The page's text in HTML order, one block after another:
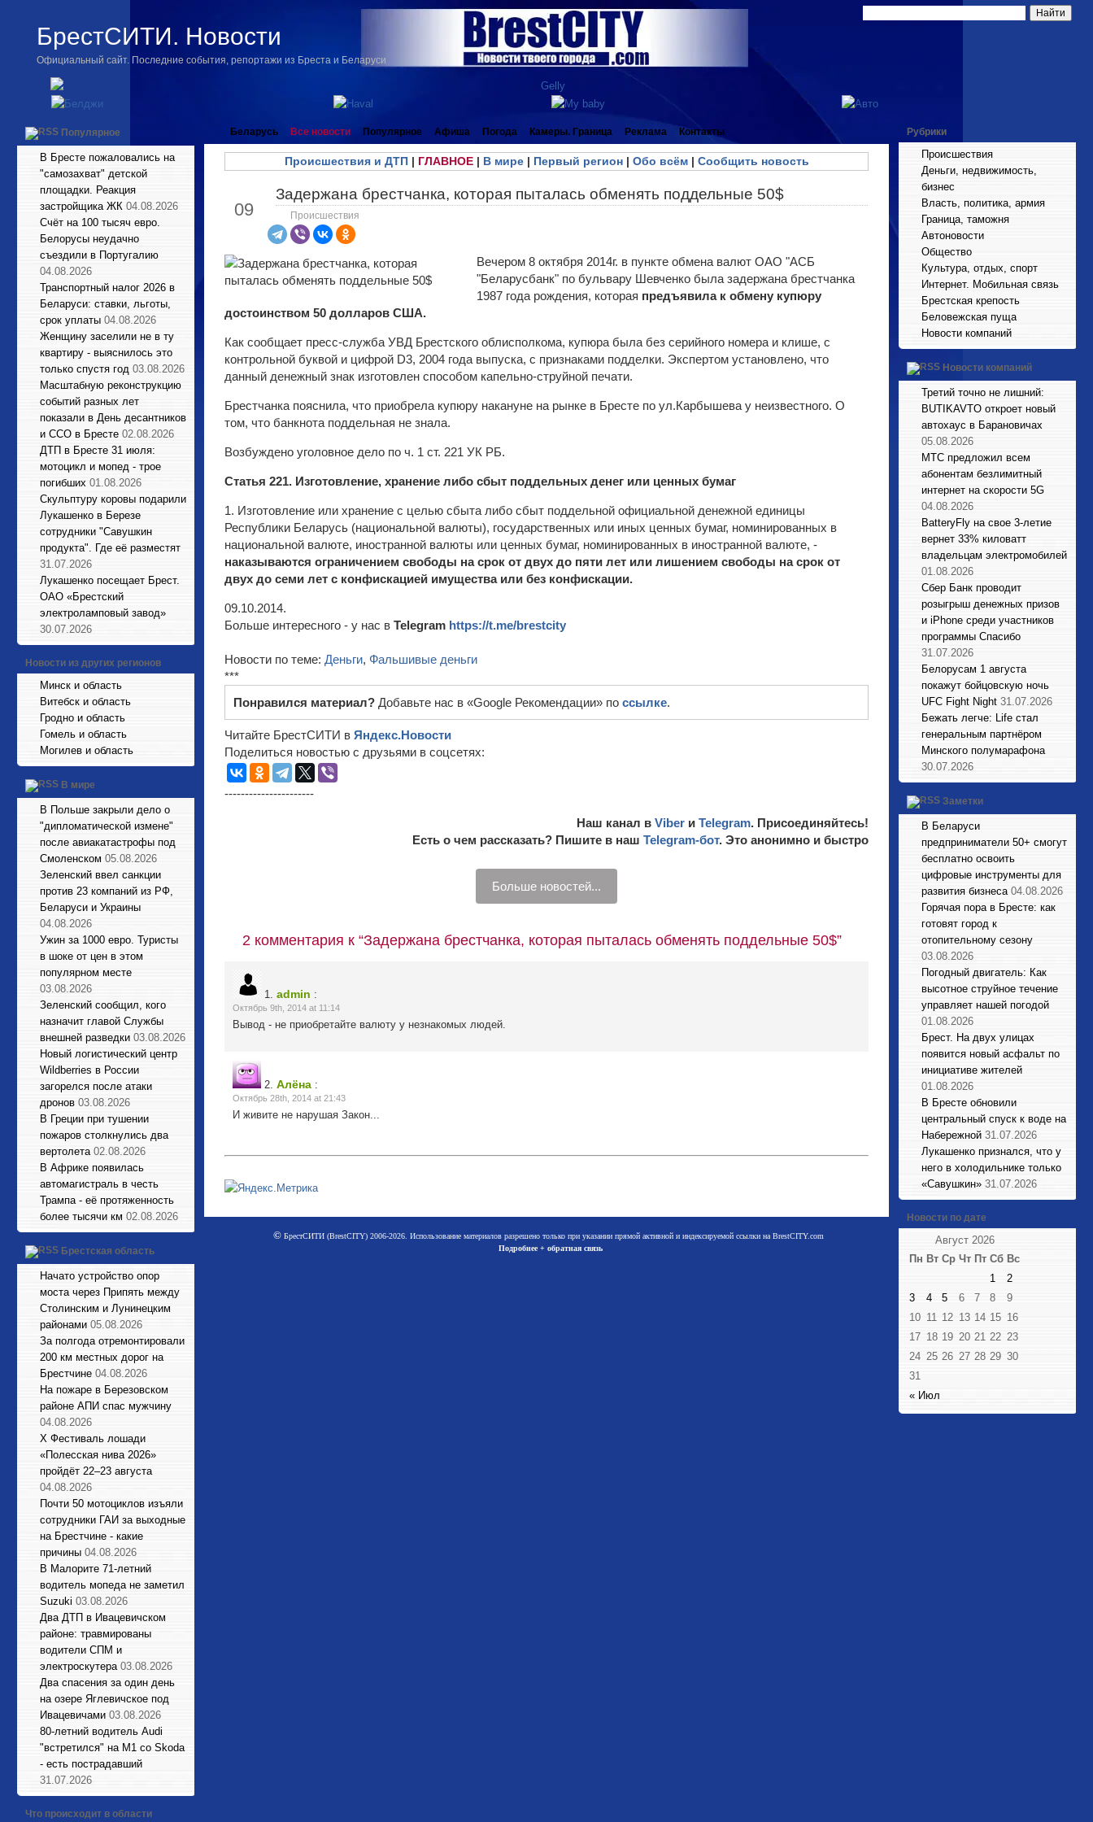
БрестСИТИ. Новости
Официальный сайт. Последние события, репортажи из Бреста и Беларуси
Популярное
В Бресте пожаловались на
"самозахват" детской
площадки. Реакция
застройщика ЖК 04.08.2026
Счёт на 100 тысяч евро.
Белорусы неудачно
съездили в Португалию
04.08.2026
Транспортный налог 2026 в
Беларуси: ставки, льготы,
срок уплаты 04.08.2026
Женщину заселили не в ту
квартиру - выяснилось это
только спустя год 03.08.2026
Масштабную реконструкцию
событий разных лет
показали в День десантников
и ССО в Бресте 02.08.2026
ДТП в Бресте 31 июля:
мотоцикл и мопед - трое
погибших 01.08.2026
Cкульптуру коровы подарили
Лукашенко в Березе
сотрудники "Савушкин
продукта". Где её разместят
31.07.2026
Лукашенко посещает Брест.
ОАО «Брестский
электроламповый завод»
30.07.2026
Новости из других регионов
Минск и область
Витебск и область
Гродно и область
Гомель и область
Могилев и область
В мире
В Польше закрыли дело о
"дипломатической измене"
после авиакатастрофы под
Смоленском 05.08.2026
Зеленский ввел санкции
против 23 компаний из РФ,
Беларуси и Украины
04.08.2026
Ужин за 1000 евро. Туристы
в шоке от цен в этом
популярном месте
03.08.2026
Зеленский сообщил, кого
назначит главой Службы
внешней разведки 03.08.2026
Новый логистический центр
Wildberries в России
загорелся после атаки
дронов 03.08.2026
В Греции при тушении
пожаров столкнулись два
вертолета 02.08.2026
В Африке появилась
автомагистраль в честь
Трампа - её протяженность
более тысячи км 02.08.2026
Брестская область
Начато устройство опор
моста через Припять между
Столинским и Лунинецким
районами 05.08.2026
За полгода отремонтировали
200 км местных дорог на
Брестчине 04.08.2026
На пожаре в Березовском
районе АПИ спас мужчину
04.08.2026
X Фестиваль лошади
«Полесская нива 2026»
пройдёт 22–23 августа
04.08.2026
Почти 50 мотоциклов изъяли
сотрудники ГАИ за выходные
на Брестчине - какие
причины 04.08.2026
В Малорите 71-летний
водитель мопеда не заметил
Suzuki 03.08.2026
Два ДТП в Ивацевичском
районе: травмированы
водители СПМ и
электроскутера 03.08.2026
Два спасения за один день
на озере Яглевичское под
Ивацевичами 03.08.2026
80-летний водитель Audi
"встретился" на М1 со Skoda
- есть пострадавший
31.07.2026
Что происходит в области
Беларусь Все новости Популярное Афиша Погода Камеры. Граница Реклама Контакты
Происшествия и ДТП| ГЛАВНОЕ| В мире| Первый регион| Обо всём| Сообщить новость
09
Задержана брестчанка, которая пыталась обменять поддельные 50$
Происшествия
Вечером 8 октября 2014г. в пункте обмена валют ОАО "АСБ
"Беларусбанк" по бульвару Шевченко была задержана брестчанка
1987 года рождения, которая предъявила к обмену купюру
достоинством 50 долларов США.
Как сообщает пресс-служба УВД Брестского облисполкома, купюра была без серийного номера и клише, с
контрольной буквой и цифрой D3, 2004 года выпуска, с признаками подделки. Экспертом установлено, что
данный денежный знак изготовлен способом капельно-струйной печати.
Брестчанка пояснила, что приобрела купюру накануне на рынке в Бресте по ул.Карбышева у неизвестного. О
том, что банкнота поддельная не знала.
Возбуждено уголовное дело по ч. 1 ст. 221 УК РБ.
Статья 221. Изготовление, хранение либо сбыт поддельных денег или ценных бумаг
1. Изготовление или хранение с целью сбыта либо сбыт поддельной официальной денежной единицы
Республики Беларусь (национальной валюты), государственных или иных ценных бумаг, номинированных в
национальной валюте, иностранной валюты или ценных бумаг, номинированных в иностранной валюте, -
наказываются ограничением свободы на срок от двух до пяти лет или лишением свободы на срок от
двух до семи лет с конфискацией имущества или без конфискации.
09.10.2014.
Больше интересного - у нас в Telegram https://t.me/brestcity
Новости по теме: Деньги, Фальшивые деньги
***
Понравился материал? Добавьте нас в «Google Рекомендации» по ссылке.
Читайте БрестСИТИ в Яндекс.Новости
Поделиться новостью с друзьями в соцсетях:
----------------------
Наш канал в Viber и Telegram. Присоединяйтесь!
Есть о чем рассказать? Пишите в наш Telegram-бот. Это анонимно и быстро
Больше новостей...
2 комментария к “Задержана брестчанка, которая пыталась обменять поддельные 50$”
1. admin :
Октябрь 9th, 2014 at 11:14
Вывод - не приобретайте валюту у незнакомых людей.
2. Алёна :
Октябрь 28th, 2014 at 21:43
И живите не нарушая Закон...
©БрестСИТИ (BrestCITY) 2006-2026. Использование материалов разрешено только при указании прямой активной и индексируемой ссылки на BrestCITY.com
Подробнее + обратная связь
Рубрики
Происшествия
Деньги, недвижимость,
бизнес
Власть, политика, армия
Граница, таможня
Автоновости
Общество
Культура, отдых, спорт
Интернет. Мобильная связь
Брестская крепость
Беловежская пуща
Новости компаний
Новости компаний
Третий точно не лишний:
BUTIKAVTO откроет новый
автохаус в Барановичах
05.08.2026
МТС предложил всем
абонентам безлимитный
интернет на скорости 5G
04.08.2026
BatteryFly на свое 3-летие
вернет 33% киловатт
владельцам электромобилей
01.08.2026
Сбер Банк проводит
розыгрыш денежных призов
и iPhone среди участников
программы Спасибо
31.07.2026
Белорусам 1 августа
покажут бойцовскую ночь
UFC Fight Night 31.07.2026
Бежать легче: Life стал
генеральным партнёром
Минского полумарафона
30.07.2026
Заметки
В Беларуси
предприниматели 50+ смогут
бесплатно освоить
цифровые инструменты для
развития бизнеса 04.08.2026
Горячая пора в Бресте: как
готовят город к
отопительному сезону
03.08.2026
Погодный двигатель: Как
высотное струйное течение
управляет нашей погодой
01.08.2026
Брест. На двух улицах
появится новый асфальт по
инициативе жителей
01.08.2026
В Бресте обновили
центральный спуск к воде на
Набережной 31.07.2026
Лукашенко признался, что у
него в холодильнике только
«Савушкин» 31.07.2026
Новости по дате
Август 2026
Пн Вт Ср Чт Пт Сб Вс
« Июл
1
2
3
4 5 6 7 8
9
10 11 12 13 14 15 16
17 18 19 20 21 22 23
24 25 26 27 28 29 30
31